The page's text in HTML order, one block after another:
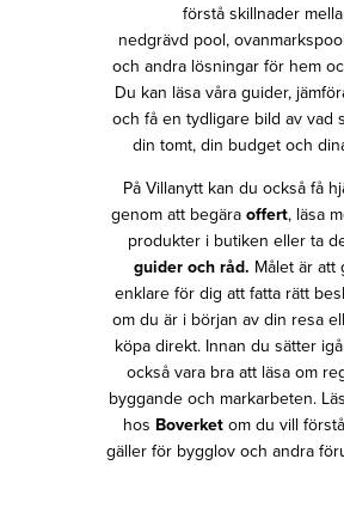
förstå skillnader
nedgrävd pool,
och andra lösningar för hem
Du kan läsa våra guider,
och få en tydligare bild av vad
din tomt, din budget och
På Villanytt kan du också få
genom att begära offert, läsa
produkter i butiken eller ta
guider och råd. Målet är att
enklare för dig att fatta rätt
om du är i början av din resa
köpa direkt. Innan du sätter
också vara bra att läsa om
byggande och markarbeten.
hos Boverket om du vill
gäller för bygglov och andra